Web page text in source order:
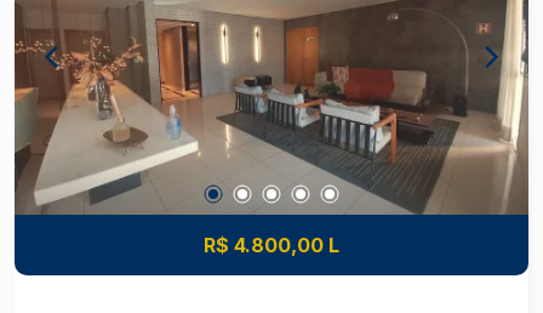
R$ 4.800,00 L